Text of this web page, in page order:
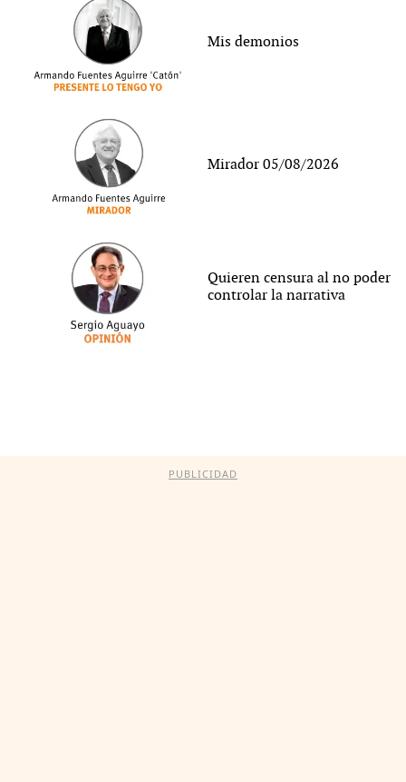
Mis demonios
Mirador 05/08/2026
Quieren censura al no poder
controlar la narrativa
PUBLICIDAD